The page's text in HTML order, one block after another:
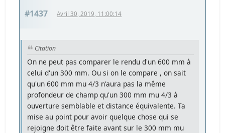
#1437 Avril 30, 2019, 11:00:14
Citation
On ne peut pas comparer le rendu d'un 600 mm à
celui d'un 300 mm. Ou si on le compare , on sait
qu'un 600 mm mu 4/3 n'aura pas la même
profondeur de champ qu'un 300 mm mu 4/3 à
ouverture semblable et distance équivalente. Ta
mise au point pour avoir quelque chose qui se
rejoigne doit être faite avant sur le 300 mm mu